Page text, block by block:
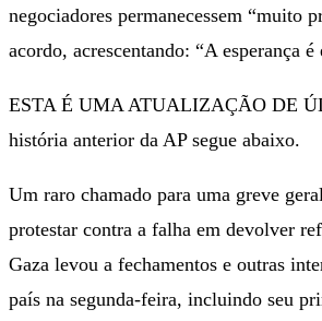
negociadores permanecessem “muito
acordo, acrescentando: “A esperança é
ESTA É UMA ATUALIZAÇÃO DE
história anterior da AP segue abaixo.
Um raro chamado para uma greve
protestar contra a falha em devolver
Gaza levou a fechamentos e outras
país na segunda-feira, incluindo seu